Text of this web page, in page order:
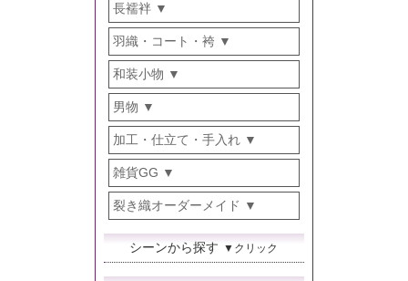
長襦袢
羽織・コート・袴
和装小物
男物
加工・仕立て・手入れ
雑貨GG
裂き織オーダーメイド
シーンから探す ▼クリック